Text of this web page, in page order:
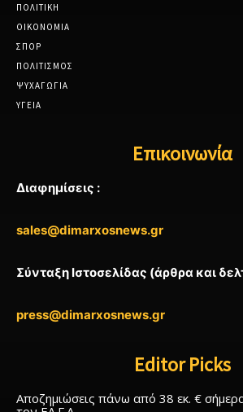
ΠΟΛΙΤΙΚΗ
ΟΙΚΟΝΟΜΙΑ
ΣΠΟΡ
ΠΟΛΙΤΙΣΜΟΣ
ΨΥΧΑΓΩΓΙΑ
ΥΓΕΙΑ
Επικοινωνία
Διαφημίσεις :
sales@dimarxosnews.gr
Σύνταξη Ιστοσελίδας (άρθρα και
press@dimarxosnews.gr
Editor Picks
Αποζημιώσεις πάνω από 38 εκ. €